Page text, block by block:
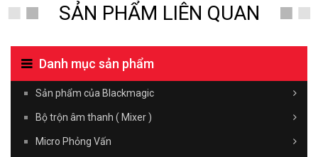
SẢN PHẨM LIÊN QUAN
Danh mục sản phẩm
Sản phẩm của Blackmagic
Bộ trộn âm thanh ( Mixer )
Micro Phỏng Vấn